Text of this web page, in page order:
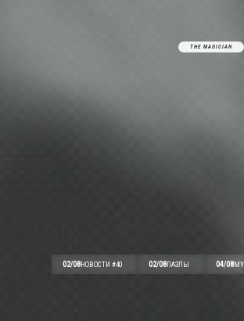
THE MAGICIAN
02/08НОВОСТИ #40 02/08ПАЗЛЫ 04/08